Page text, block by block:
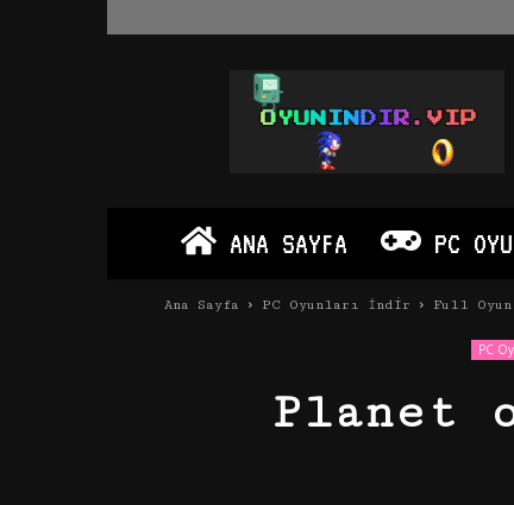
Oyun
İndir
PC
Android
ANA SAYFA PC
Ana Sayfa PC Oyunları İndir Full
PC
Planet